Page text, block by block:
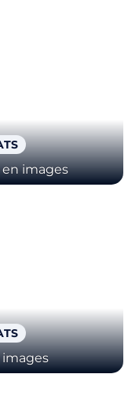
images
images